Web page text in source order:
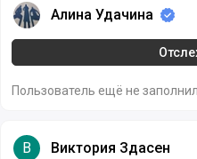
Алина Удачина
Алина Удачина
Пользователь ещё не
Виктория Здасен
В Виктория Здасен